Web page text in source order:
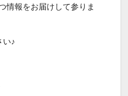
情報をお届けして参りま
い♪